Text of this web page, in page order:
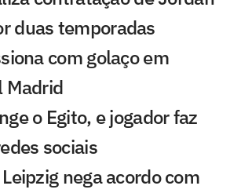
duas temporadas
com golaço em
Madrid
o Egito, e jogador faz
sociais
nega acordo com